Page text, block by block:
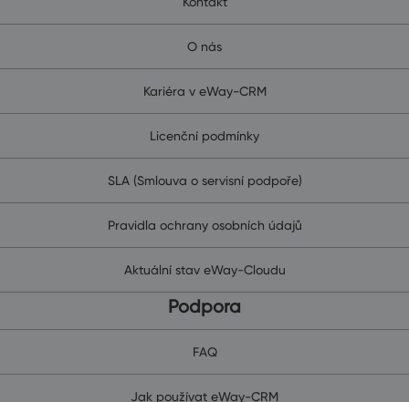
O nás
Kariéra v eWay-CRM
Licenční podmínky
SLA (Smlouva o servisní podpoře)
Pravidla ochrany osobních údajů
Aktuální stav eWay-Cloudu
Podpora
FAQ
Jak používat eWay-CRM